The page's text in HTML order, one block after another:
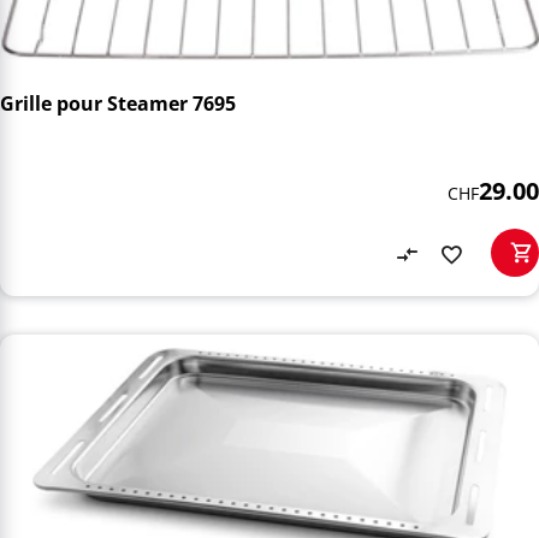
Grille pour Steamer 7695
CHF29.00